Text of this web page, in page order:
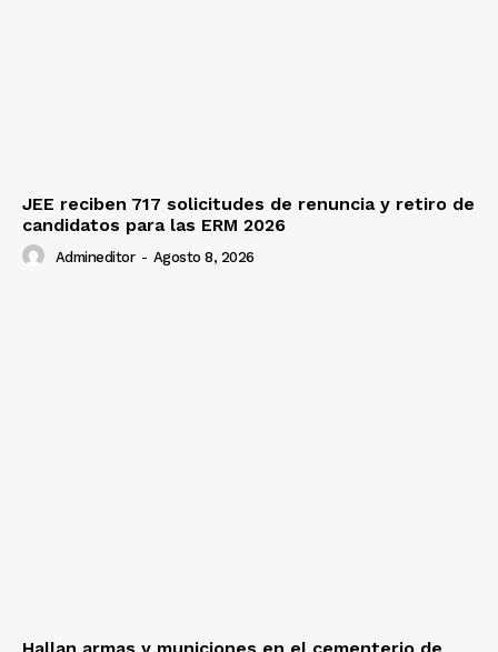
JEE reciben 717 solicitudes de renuncia y retiro de
candidatos para las ERM 2026
Admineditor - Agosto 8, 2026